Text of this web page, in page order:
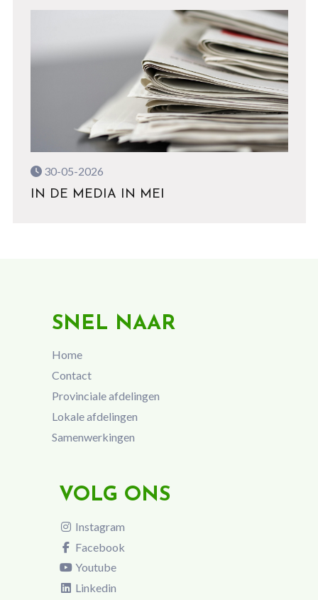
30-05-2026
IN DE MEDIA IN MEI
SNEL NAAR
Home
Contact
Provinciale afdelingen
Lokale afdelingen
Samenwerkingen
VOLG ONS
Instagram
Facebook
Youtube
Linkedin